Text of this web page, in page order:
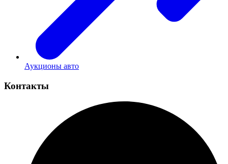
Аукционы авто
Контакты